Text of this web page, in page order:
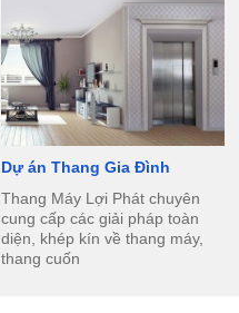
Dự án Thang Gia Đình
Thang Máy Lợi Phát chuyên
cung cấp các giải pháp toàn
diện, khép kín về thang máy,
thang cuốn